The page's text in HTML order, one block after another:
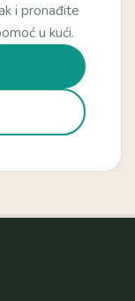
i pronađite
u kući.